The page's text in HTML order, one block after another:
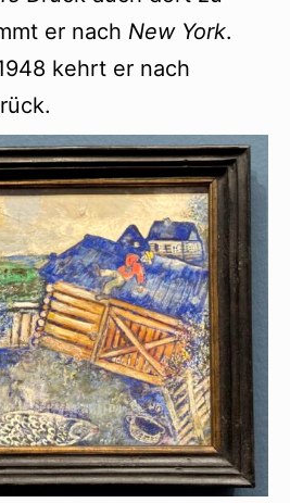
er nach New York.
kehrt er nach